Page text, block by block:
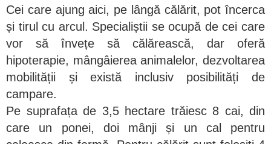
Cei care ajung aici, pe lângă călărit, pot încerca
și tirul cu arcul. Specialiștii se ocupă de cei care
vor să învețe să călărească, dar oferă
hipoterapie, mângâierea animalelor, dezvoltarea
mobilității și există inclusiv posibilități de
campare.
Pe suprafața de 3,5 hectare trăiesc 8 cai, din
care un ponei, doi mânji și un cal pentru